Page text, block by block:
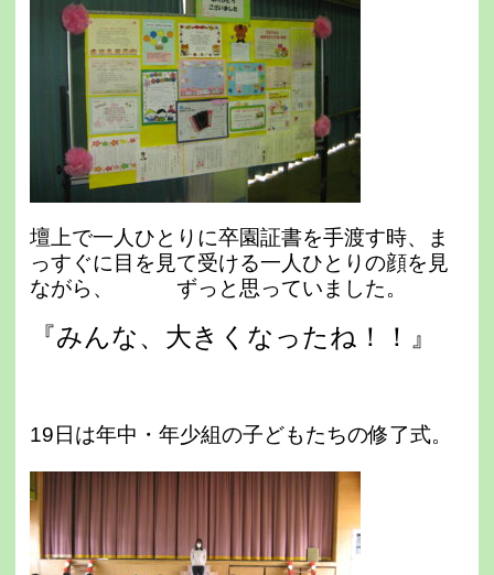
壇上で一人ひとりに卒園証書を手渡す時、ま
っすぐに目を見て受ける一人ひとりの顔を見
ながら、 ずっと思っていました。
『みんな、大きくなったね！！』
19日は年中・年少組の子どもたちの修了式。